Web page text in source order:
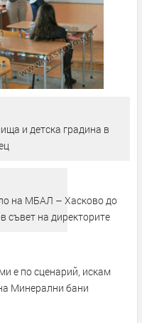
и детска градина в
на МБАЛ – Хасково до
съвет на директорите
е по сценарий, искам
Минерални бани